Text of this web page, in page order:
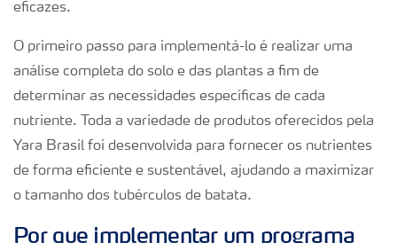
eficazes.
O primeiro passo para implementá-lo é realizar uma
análise completa do solo e das plantas a fim de
determinar as necessidades específicas de cada
nutriente. Toda a variedade de produtos oferecidos pela
Yara Brasil foi desenvolvida para fornecer os nutrientes
de forma eficiente e sustentável, ajudando a maximizar
o tamanho dos tubérculos de batata.
Por que implementar um programa